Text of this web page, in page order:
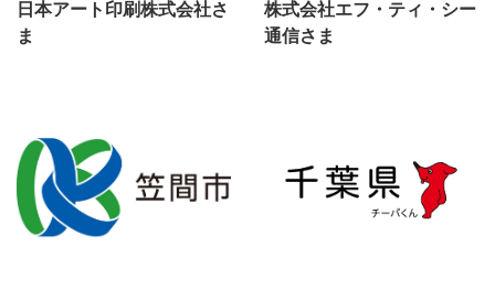
日本アート印刷株式会社さ
ま
株式会社エフ・ティ・シー
通信さま